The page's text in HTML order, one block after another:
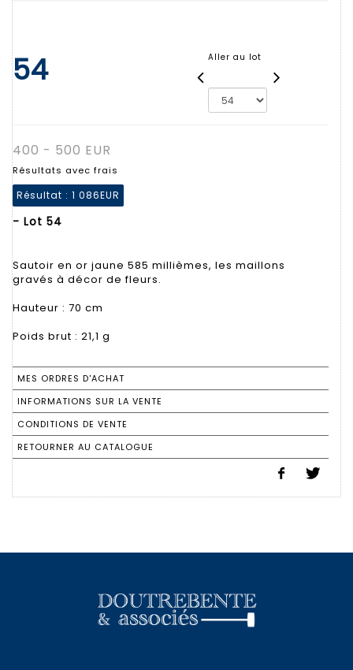
54 Aller au lot
400 - 500 EUR
Résultats avec frais
Résultat : 1 086EUR
- Lot 54
Sautoir en or jaune 585 millièmes, les maillons
gravés à décor de fleurs.
Hauteur : 70 cm
MES ORDRES D'ACHAT
INFORMATIONS SUR LA VENTE
CONDITIONS DE VENTE
RETOURNER AU CATALOGUE